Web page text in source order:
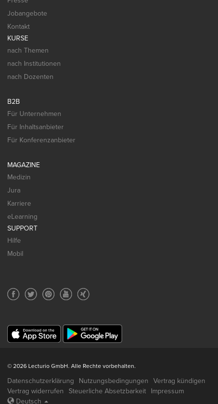
Jobangebote
Kontakt
KURSE
nach Themen
nach Institutionen
nach Dozenten
B2B
Für Unternehmen
Für Inhaltsanbieter
Für Konferenzanbieter
MAGAZINE
Medizin
Jura
Karriere
eLearning
SUPPORT
Hilfe
Mobil
© 2026 Lecturio GmbH. Alle Rechte vorbehalten.
Datenschutzerklärung Nutzungsbedingungen
Vertrag kündigen
Vertrag widerrufen
Steuerliche Absetzbarkeit
Impressum
Deutsch